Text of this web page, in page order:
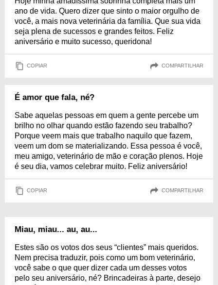
ano de vida. Quero dizer que sinto o maior orgulho de
você, a mais nova veterinária da família. Que sua vida
seja plena de sucessos e grandes feitos. Feliz
aniversário e muito sucesso, queridona!
COPIAR COMPARTILHAR
É amor que fala, né?
Sabe aquelas pessoas em quem a gente percebe um
brilho no olhar quando estão fazendo seu trabalho?
Porque veem mais que trabalho naquilo que fazem,
veem um dom se materializando. Essa pessoa é você,
meu amigo, veterinário de mão e coração plenos. Hoje
é seu dia, vamos celebrar muito. Feliz aniversário!
COPIAR COMPARTILHAR
Miau, miau... au, au...
Estes são os votos dos seus “clientes” mais queridos.
Nem precisa traduzir, pois como um bom veterinário,
você sabe o que quer dizer cada um desses votos
pelo seu aniversário, né? Brincadeiras à parte, desejo